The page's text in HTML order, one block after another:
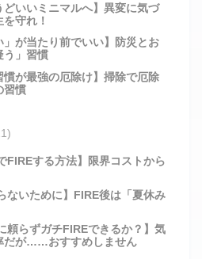
どいいミニマルへ】異変に気づ
守れ！
」が当たり前でいい】防災とお
う」習慣
慣が最強の厄除け】掃除で厄除
習慣
FIREする方法】限界コストから
ないために】FIRE後は「夏休み
頼らずガチFIREできるか？】気
だが……おすすめしません